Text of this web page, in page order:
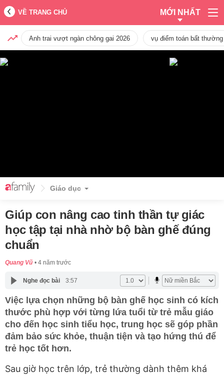
VỀ TRANG CHỦ MỚI NHẤT
Anh trai vượt ngàn chông gai 2026 vụ điểm toán bất
Giáo dục
Giúp con nâng cao tinh thần tự giác
học tập tại nhà nhờ bộ bàn ghế đúng
chuẩn
Quang Vũ 4 năm trước
Nghe đọc bài 3:57
Việc lựa chọn những bộ bàn ghế học sinh có kích
thước phù hợp với từng lứa tuổi từ trẻ mẫu giáo
cho đến học sinh tiểu học, trung học sẽ góp phần
đảm bảo sức khỏe, thuận tiện và tạo hứng thú để
trẻ học tốt hơn.
Sau giờ học trên lớp, trẻ thường dành thêm khá